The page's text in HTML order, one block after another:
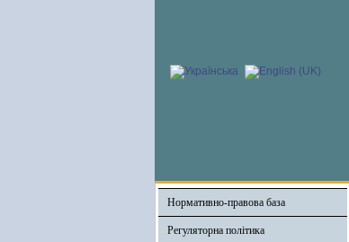
Нормативно-правова база
Регуляторна політика